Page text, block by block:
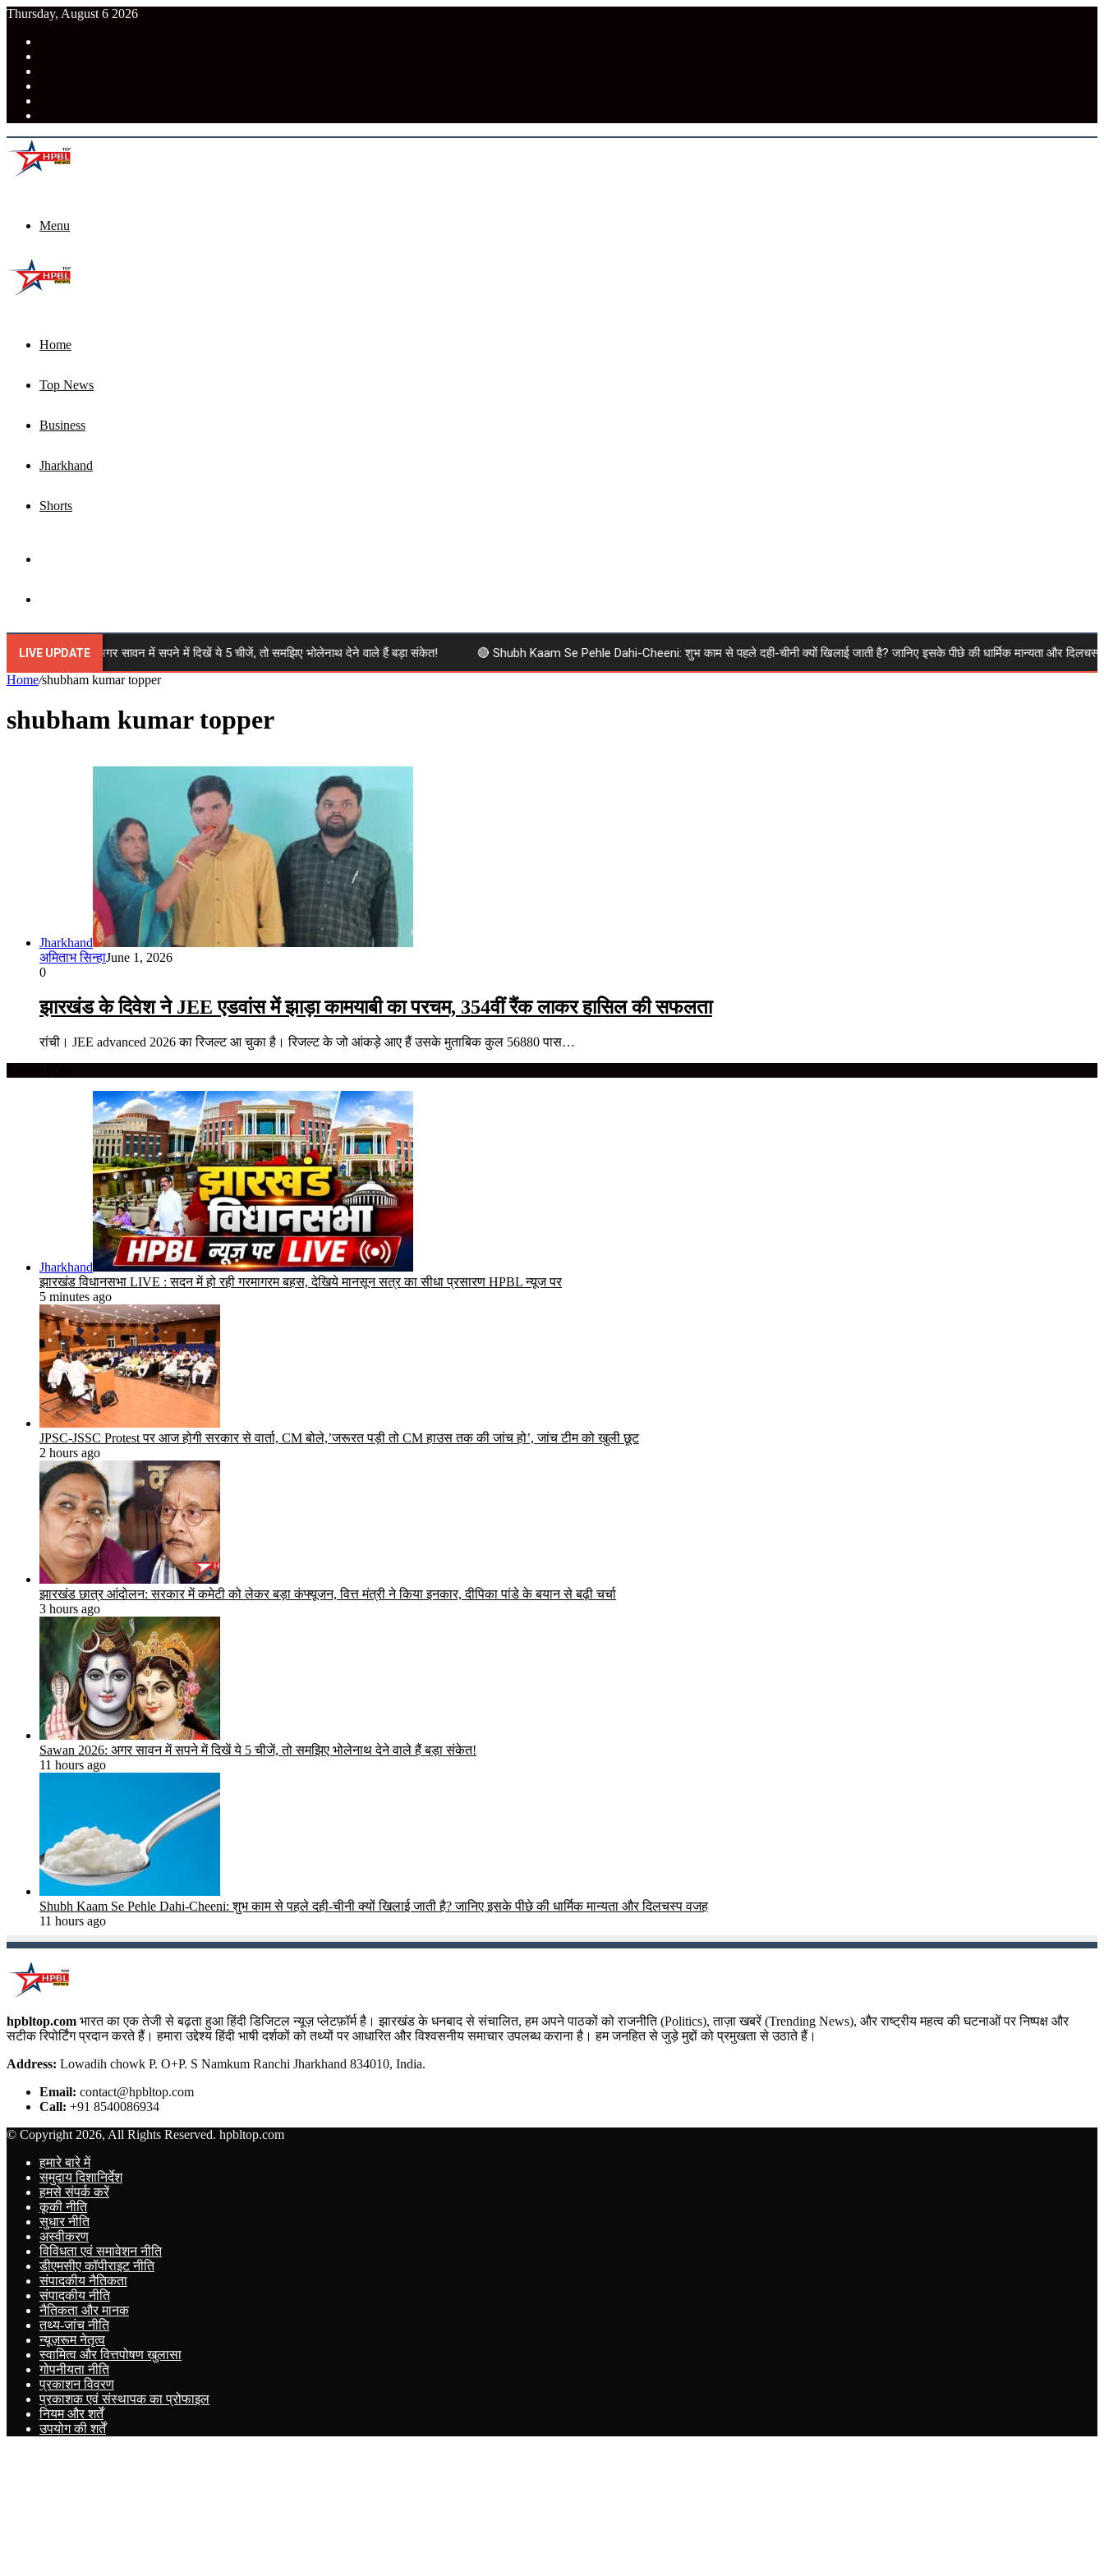
Thursday, August 6 2026
Menu
Home
Top News
Business
Jharkhand
Shorts
for
LIVE UPDATE
Sawan 2026: अगर सावन में सपने में दिखें ये 5 चीजें, तो समझिए भोलेनाथ देने वाले हैं बड़ा संकेत! 🔴 Shubh Kaam Se Pehle Dahi-Cheeni: शुभ काम से पहले दही-चीनी क्यों खिलाई जाती है? जानिए इसके पीछे की धार्मिक मान्यता और दिलचस्प
Home/shubham kumar topper
shubham kumar topper
Jharkhand
अमिताभ सिन्हाJune 1, 2026
0
झारखंड के दिवेश ने JEE एडवांस में झाड़ा कामयाबी का परचम, 354वीं रैंक लाकर हासिल की सफलता
रांची। JEE advanced 2026 का रिजल्ट आ चुका है। रिजल्ट के जो आंकड़े आए हैं उसके मुताबिक कुल 56880 पास…
Jharkhand
झारखंड विधानसभा LIVE : सदन में हो रही गरमागरम बहस, देखिये मानसून सत्र का सीधा प्रसारण HPBL न्यूज पर
5 minutes ago
JPSC-JSSC Protest पर आज होगी सरकार से वार्ता, CM बोले,’जरूरत पड़ी तो CM हाउस तक की जांच हो’, जांच टीम को खुली छूट
2 hours ago
झारखंड छात्र आंदोलन: सरकार में कमेटी को लेकर बड़ा कंफ्यूजन, वित्त मंत्री ने किया इनकार, दीपिका पांडे के बयान से बढ़ी चर्चा
3 hours ago
Sawan 2026: अगर सावन में सपने में दिखें ये 5 चीजें, तो समझिए भोलेनाथ देने वाले हैं बड़ा संकेत!
11 hours ago
Shubh Kaam Se Pehle Dahi-Cheeni: शुभ काम से पहले दही-चीनी क्यों खिलाई जाती है? जानिए इसके पीछे की धार्मिक मान्यता और दिलचस्प वजह
11 hours ago
hpbltop.com भारत का एक तेजी से बढ़ता हुआ हिंदी डिजिटल न्यूज़ प्लेटफ़ॉर्म है। झारखंड के धनबाद से संचालित, हम अपने पाठकों को राजनीति (Politics), ताज़ा खबरें (Trending News), और राष्ट्रीय महत्व की घटनाओं पर निष्पक्ष और
सटीक रिपोर्टिंग प्रदान करते हैं। हमारा उद्देश्य हिंदी भाषी दर्शकों को तथ्यों पर आधारित और विश्वसनीय समाचार उपलब्ध कराना है। हम जनहित से जुड़े मुद्दों को प्रमुखता से उठाते हैं।
Address: Lowadih chowk P. O+P. S Namkum Ranchi Jharkhand 834010, India.
Email: contact@hpbltop.com
Call: +91 8540086934
© Copyright 2026, All Rights Reserved. hpbltop.com
हमारे बारे में
समुदाय दिशानिर्देश
हमसे संपर्क करें
कूकी नीति
सुधार नीति
अस्वीकरण
विविधता एवं समावेशन नीति
डीएमसीए कॉपीराइट नीति
संपादकीय नैतिकता
संपादकीय नीति
नैतिकता और मानक
तथ्य-जांच नीति
न्यूज़रूम नेतृत्व
स्वामित्व और वित्तपोषण खुलासा
गोपनीयता नीति
प्रकाशन विवरण
प्रकाशक एवं संस्थापक का प्रोफाइल
नियम और शर्तें
उपयोग की शर्तें